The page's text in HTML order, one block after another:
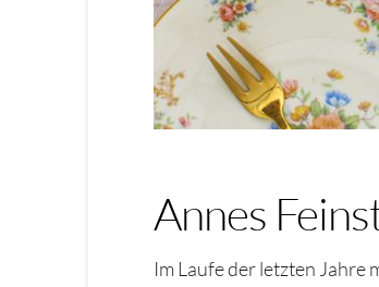
Annes
Im Laufe der letzten Jahre